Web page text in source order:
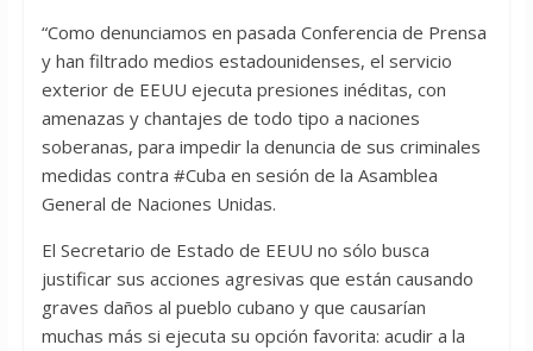
“Como denunciamos en pasada Conferencia de Prensa
y han filtrado medios estadounidenses, el servicio
exterior de EEUU ejecuta presiones inéditas, con
amenazas y chantajes de todo tipo a naciones
soberanas, para impedir la denuncia de sus criminales
medidas contra #Cuba en sesión de la Asamblea
General de Naciones Unidas.
El Secretario de Estado de EEUU no sólo busca
justificar sus acciones agresivas que están causando
graves daños al pueblo cubano y que causarían
muchas más si ejecuta su opción favorita: acudir a la